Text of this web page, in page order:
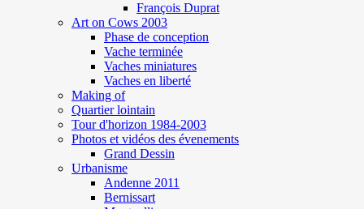
François Duprat
Art on Cows 2003
Phase de conception
Vache terminée
Vaches miniatures
Vaches en liberté
Making of
Quartier lointain
Tour d'horizon 1984-2003
Photos et vidéos des évenements
Grand Dessin
Urbanisme
Andenne 2011
Bernissart